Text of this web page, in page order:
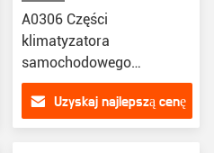
A0306 Części
klimatyzatora
samochodowego
Kompresor AC
samochodowy dla
ciężarówki BENZ ACTROS
Uzyskaj najlepszą cenę